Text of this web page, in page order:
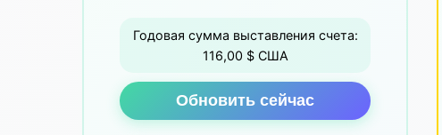
Годовая сумма выставления счета:
116,00 $ США
Обновить сейчас